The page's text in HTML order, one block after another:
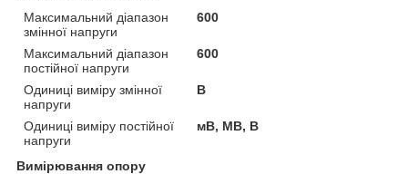
Максимальний діапазон
змінної напруги
600
Максимальний діапазон
постійної напруги
600
Одиниці виміру змінної
напруги
В
Одиниці виміру постійної
напруги
мВ, МВ, В
Вимірювання опору